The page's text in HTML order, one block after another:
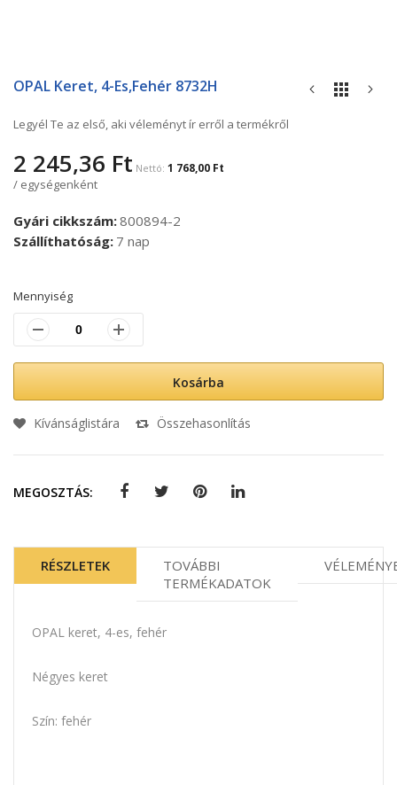
a
elejére
OPAL Keret, 4-Es,fehér 8732H
Legyél Te az első, aki véleményt ír erről a termékről
2 245,36 Ft 1 768,00 Ft
/ egységenként
Gyári cikkszám 800894-2
Szállíthatóság 7 nap
Mennyiség
Kosárba
Kívánságlistára Összehasonlítás
MEGOSZTÁS:
RÉSZLETEK
TOVÁBBI
TERMÉKADATOK
OPAL keret, 4-es, fehér
Négyes keret
Szín: fehér